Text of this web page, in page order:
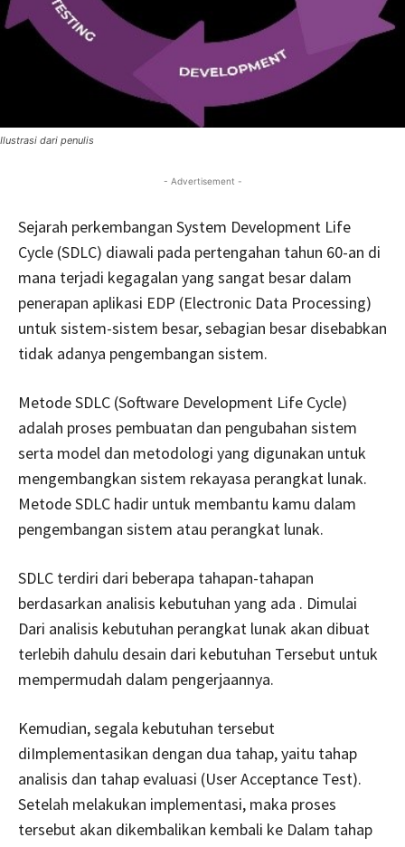
Ilustrasi dari penulis
- Advertisement -
Sejarah perkembangan System Development Life
Cycle (SDLC) diawali pada pertengahan tahun 60-an di
mana terjadi kegagalan yang sangat besar dalam
penerapan aplikasi EDP (Electronic Data Processing)
untuk sistem-sistem besar, sebagian besar disebabkan
tidak adanya pengembangan sistem.
Metode SDLC (Software Development Life Cycle)
adalah proses pembuatan dan pengubahan sistem
serta model dan metodologi yang digunakan untuk
mengembangkan sistem rekayasa perangkat lunak.
Metode SDLC hadir untuk membantu kamu dalam
pengembangan sistem atau perangkat lunak.
SDLC terdiri dari beberapa tahapan-tahapan
berdasarkan analisis kebutuhan yang ada . Dimulai
Dari analisis kebutuhan perangkat lunak akan dibuat
terlebih dahulu desain dari kebutuhan Tersebut untuk
mempermudah dalam pengerjaannya.
Kemudian, segala kebutuhan tersebut
diImplementasikan dengan dua tahap, yaitu tahap
analisis dan tahap evaluasi (User Acceptance Test).
Setelah melakukan implementasi, maka proses
tersebut akan dikembalikan kembali ke Dalam tahap